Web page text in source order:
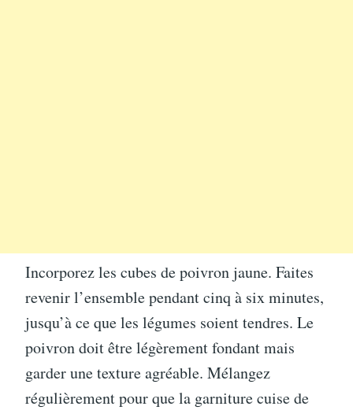
Incorporez les cubes de poivron jaune. Faites
revenir l’ensemble pendant cinq à six minutes,
jusqu’à ce que les légumes soient tendres. Le
poivron doit être légèrement fondant mais
garder une texture agréable. Mélangez
régulièrement pour que la garniture cuise de